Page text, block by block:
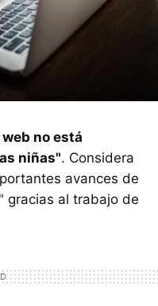
no está
niñas". Considera
avances de
gracias al trabajo de